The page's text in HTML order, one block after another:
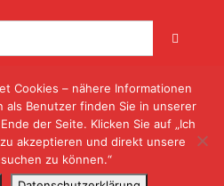
Cookies – nähere Informationen
als Benutzer finden Sie in unserer
der Seite. Klicken Sie auf „Ich
akzeptieren und direkt unsere
zu können.“